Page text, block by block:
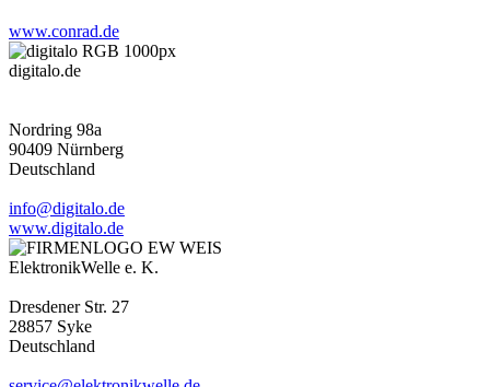
www.conrad.de
digitalo.de
Nordring 98a
90409 Nürnberg
Deutschland
info@digitalo.de
www.digitalo.de
ElektronikWelle e. K.
Dresdener Str. 27
28857 Syke
Deutschland